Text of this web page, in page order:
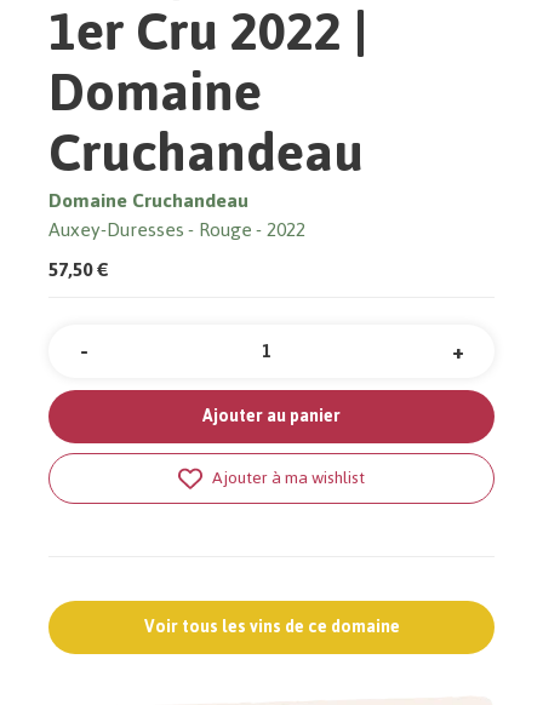
1er Cru 2022 |
Domaine
Cruchandeau
Domaine Cruchandeau
Auxey-Duresses Rouge 2022
57,50 €
Quantité +
-
Ajouter au panier
Ajouter à ma wishlist
Voir tous les vins de ce domaine